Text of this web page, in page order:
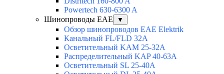
Powertech 630-6300 A
Шинопроводы EAE
▼
Обзор шинопроводов EAE Elektrik
Канальный FL/FLD 32A
Осветительный KAM 25-32А
Распределительный KAP 40-63A
Осветительный SL 25-40А